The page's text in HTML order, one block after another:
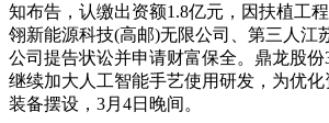
知布告，认缴出资额1.8亿元，因扶植工
翎新能源科技(高邮)无限公司、第三人江
公司提告状讼并申请财富保全。鼎龙股份
继续加大人工智能手艺使用研发，为优
装备摆设，3月4日晚间。